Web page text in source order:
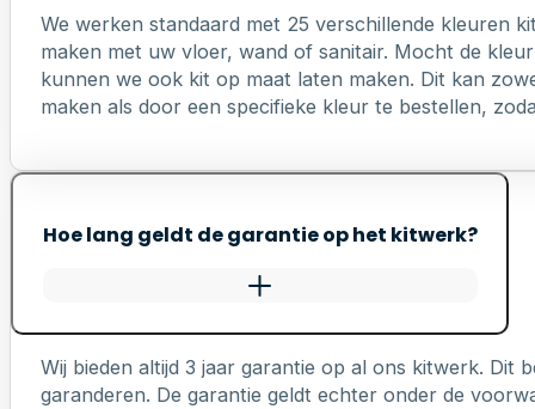
We werken standaard met 25 verschillende kleuren
maken met uw vloer, wand of sanitair. Mocht de
kunnen we ook kit op maat laten maken. Dit kan
maken als door een specifieke kleur te bestellen,
Hoe lang geldt de garantie op het kitwerk?
Wij bieden altijd 3 jaar garantie op al ons kitwerk. Dit
garanderen. De garantie geldt echter onder de